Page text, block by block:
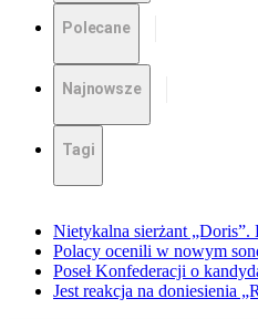
Polecane
Najnowsze
Tagi
Nietykalna sierżant
Polacy ocenili w nowym
Poseł Konfederacji o
Jest reakcja na doniesienia